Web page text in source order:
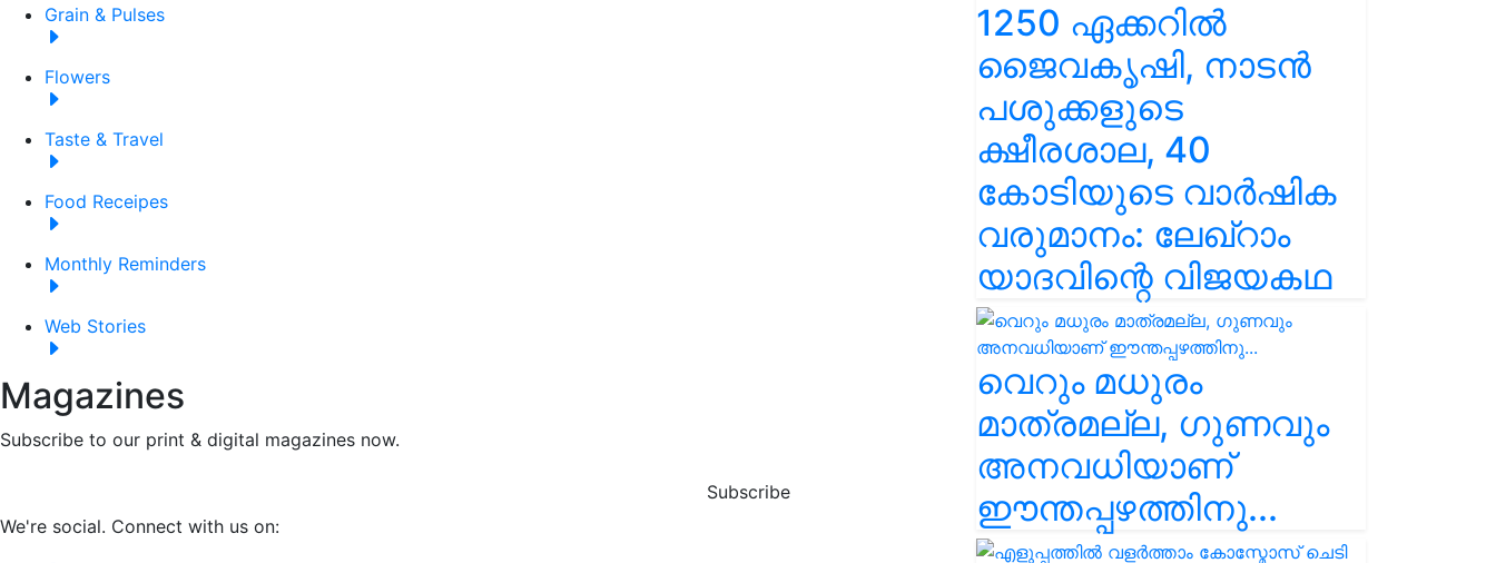
Grain & Pulses
Flowers
Taste & Travel
Food Receipes
Monthly Reminders
Web Stories
Magazines
Subscribe to our print & digital magazines now.
Subscribe
We're social. Connect with us on:
1250 ഏക്കറിൽ
ജൈവകൃഷി, നാടൻ
പശുക്കളുടെ
ക്ഷീരശാല, 40
കോടിയുടെ വാർഷിക
വരുമാനം: ലേഖ്‌റാം
യാദവിന്റെ വിജയകഥ
വെറും മധുരം
മാത്രമല്ല, ഗുണവും
അനവധിയാണ്
ഈന്തപ്പഴത്തിനു...